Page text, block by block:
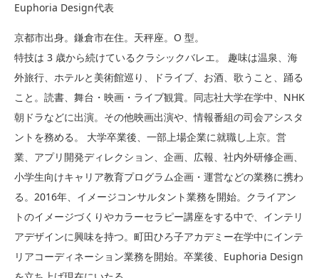
Euphoria Design代表
京都市出身。鎌倉市在住。天秤座。O 型。
特技は 3 歳から続けているクラシックバレエ。 趣味は温泉、海
外旅行、ホテルと美術館巡り、ドライブ、お酒、歌うこと、踊る
こと。読書、舞台・映画・ライブ観賞。同志社大学在学中、NHK
朝ドラなどに出演。その他映画出演や、情報番組の司会アシスタ
ントを務める。 大学卒業後、一部上場企業に就職し上京。営
業、アプリ開発ディレクション、企画、広報、社内外研修企画、
小学生向けキャリア教育プログラム企画・運営などの業務に携わ
る。2016年、イメージコンサルタント業務を開始。クライアン
トのイメージづくりやカラーセラピー講座をする中で、インテリ
アデザインに興味を持つ。町田ひろ子アカデミー在学中にインテ
リアコーディネーション業務を開始。卒業後、Euphoria Design